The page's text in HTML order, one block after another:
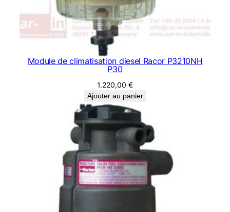
Module de climatisation diesel Racor P3210NH
P30
1.220,00 €
Ajouter au panier